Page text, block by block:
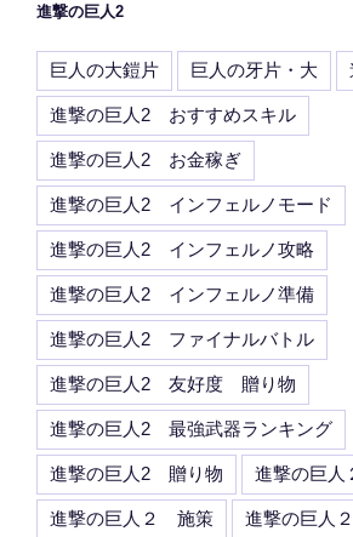
進撃の巨人2
巨人の大鎧片 巨人の牙片・大
進撃の巨人2 おすすめスキル
進撃の巨人2 お金稼ぎ
進撃の巨人2 インフェルノモード
進撃の巨人2 インフェルノ攻略
進撃の巨人2 インフェルノ準備
進撃の巨人2 ファイナルバトル
進撃の巨人2 友好度 贈り物
進撃の巨人2 最強武器ランキング
進撃の巨人2 贈り物 進撃の巨
進撃の巨人２ 施策 進撃の巨人